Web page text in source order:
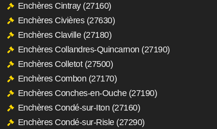
Enchères Cintray (27160)
Enchères Civières (27630)
Enchères Claville (27180)
Enchères Collandres-Quincarnon (27190)
Enchères Colletot (27500)
Enchères Combon (27170)
Enchères Conches-en-Ouche (27190)
Enchères Condé-sur-Iton (27160)
Enchères Condé-sur-Risle (27290)